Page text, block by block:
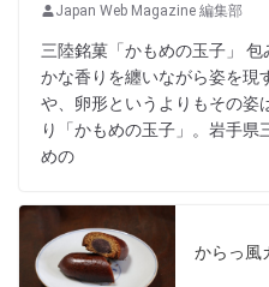
Japan Web Magazine 編集部
三陸銘菓「かもめの玉子」
かな香りを纏いながら姿を現
や、卵形というよりもその姿
り「かもめの玉子」。岩手県
めの
からっ風